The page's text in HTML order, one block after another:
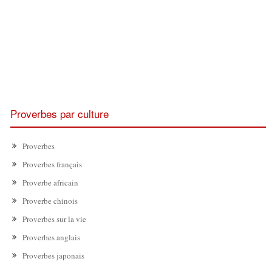
Proverbes par culture
Proverbes
Proverbes français
Proverbe africain
Proverbe chinois
Proverbes sur la vie
Proverbes anglais
Proverbes japonais